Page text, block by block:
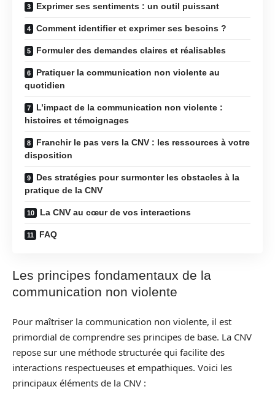
Exprimer ses sentiments : un outil puissant
Comment identifier et exprimer ses besoins ?
Formuler des demandes claires et réalisables
Pratiquer la communication non violente au
quotidien
L’impact de la communication non violente :
histoires et témoignages
Franchir le pas vers la CNV : les ressources à votre
disposition
Des stratégies pour surmonter les obstacles à la
pratique de la CNV
La CNV au cœur de vos interactions
FAQ
Les principes fondamentaux de la
communication non violente
Pour maîtriser la communication non violente, il est
primordial de comprendre ses principes de base. La CNV
repose sur une méthode structurée qui facilite des
interactions respectueuses et empathiques. Voici les
principaux éléments de la CNV :